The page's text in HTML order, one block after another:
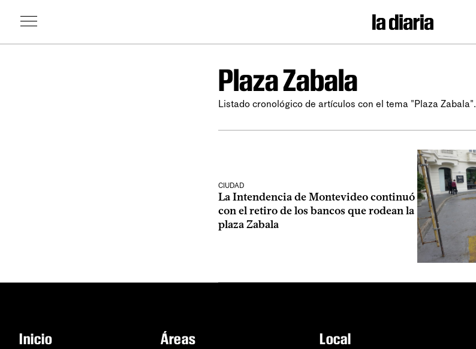
Plaza Zabala
Listado cronológico de artículos con el tema "Plaza Zabala".
CIUDAD
La Intendencia de Montevideo continuó
con el retiro de los bancos que rodean la
plaza Zabala
Inicio Áreas Local